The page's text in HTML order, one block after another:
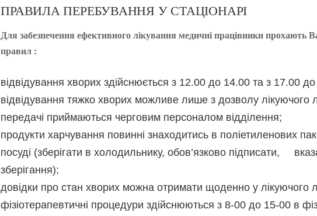
ПРАВИЛА ПЕРЕБУВАННЯ У СТАЦІОНАРІ
Для забезпечення ефективного лікування медичні працівники прохають
правил :
відвідування хворих здійснюється з 12.00 до 14.00 та з 17.00
відвідування тяжко хворих можливе лише з дозволу лікуючого
передачі приймаються черговим персоналом відділення;
продукти харчування повинні знаходитись в поліетиленових
посуді (зберігати в холодильнику, обов’язково підписати,
зберігання);
довідки про стан хворих можна отримати щоденно у лікуючого
фізіотерапевтичні процедури здійснюються з 8-00 до 15-00 в